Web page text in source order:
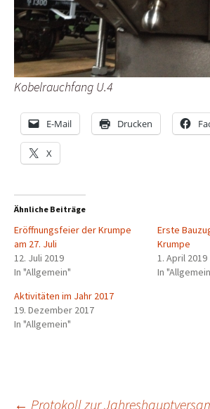
Kobelrauchfang U.4
E-Mail Drucken
X
Ähnliche Beiträge
Eröffnungsfeier der Krumpe
am 27. Juli
12. Juli 2019
In "Allgemein"
Erste
Krumpe
1. April 2019
In
Aktivitäten im Jahr 2017
19. Dezember 2017
In "Allgemein"
← Protokoll zur